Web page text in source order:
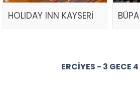
HOLIDAY INN KAYSERİ
ERCIYES - 3 GECE